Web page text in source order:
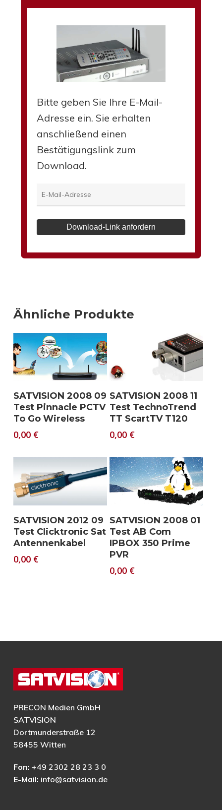
Bitte geben Sie Ihre E-Mail-
Adresse ein. Sie erhalten
anschließend einen
Bestätigungslink zum
Download.
Download-Link anfordern
Ähnliche Produkte
Download
SATVISION 2008 09
Test Pinnacle PCTV
To Go Wireless
0,00 €
Download
SATVISION 2008 11
Test TechnoTrend
TT ScartTV T120
0,00 €
Download
SATVISION 2012 09
Test Clicktronic Sat
Antennenkabel
0,00 €
Download
SATVISION 2008 01
Test AB Com
IPBOX 350 Prime
PVR
0,00 €
PRECON Medien GmbH
SATVISION
Dortmunderstraße 12
58455 Witten
Fon: +49 2302 28 23 3 0
E-Mail: info@satvision.de